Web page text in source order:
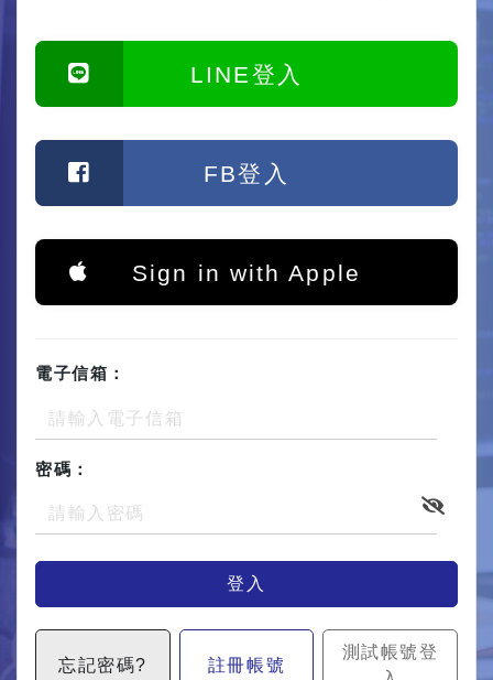
LINE登入
FB登入
Sign in with Apple
電子信箱：
密碼：
登入
忘記密碼? 註冊帳號
測試帳號登